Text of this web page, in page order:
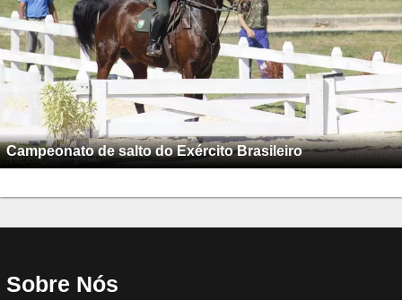
Campeonato de salto do Exército Brasileiro
Sobre Nós